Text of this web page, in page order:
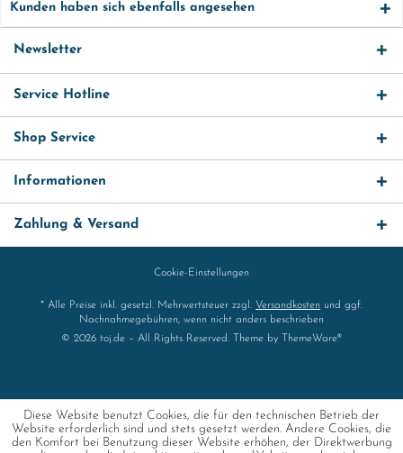
Kunden haben sich ebenfalls angesehen
Newsletter
Service Hotline
Shop Service
Informationen
Zahlung & Versand
Cookie-Einstellungen
* Alle Preise inkl. gesetzl. Mehrwertsteuer zzgl. Versandkosten und ggf.
Nachnahmegebühren, wenn nicht anders beschrieben
© 2026 toj.de – All Rights Reserved. Theme by
ThemeWare®
Diese Website benutzt Cookies, die für den technischen Betrieb der
Website erforderlich sind und stets gesetzt werden. Andere Cookies, die
den Komfort bei Benutzung dieser Website erhöhen, der Direktwerbung